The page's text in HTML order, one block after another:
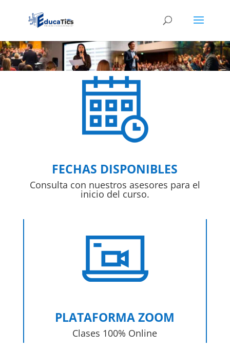
FECHAS DISPONIBLES
Consulta con nuestros asesores para el
inicio del curso.
PLATAFORMA ZOOM
Clases 100% Online